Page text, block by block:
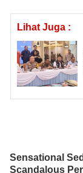
Lihat Juga :